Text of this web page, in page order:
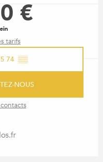
€
tarifs
74 ▒▒
NOUS